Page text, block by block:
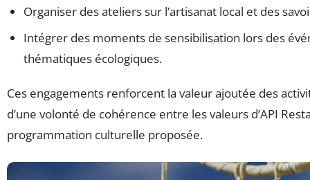
Organiser des ateliers sur l’artisanat local et des
Intégrer des moments de sensibilisation lors des
thématiques écologiques.
Ces engagements renforcent la valeur ajoutée des
d’une volonté de cohérence entre les valeurs d’API
programmation culturelle proposée.